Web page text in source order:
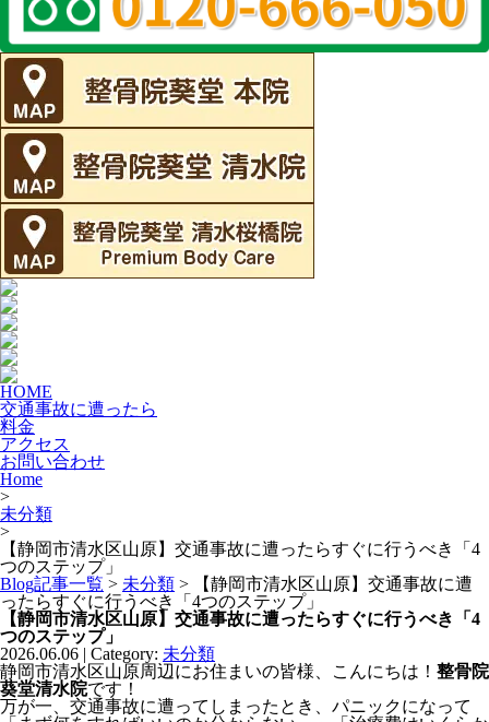
HOME
交通事故に遭ったら
料金
アクセス
お問い合わせ
Home
>
未分類
>
【静岡市清水区山原】交通事故に遭ったらすぐに行うべき「4
つのステップ」
Blog記事一覧 > 未分類 > 【静岡市清水区山原】交通事故に遭
ったらすぐに行うべき「4つのステップ」
【静岡市清水区山原】交通事故に遭ったらすぐに行うべき「4
つのステップ」
2026.06.06 | Category: 未分類
静岡市清水区山原周辺にお住まいの皆様、こんにちは！ 整骨院
葵堂清水院です！
万が一、交通事故に遭ってしまったとき、パニックになって